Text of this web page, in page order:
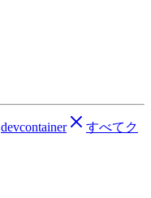
devcontainer
すべてク